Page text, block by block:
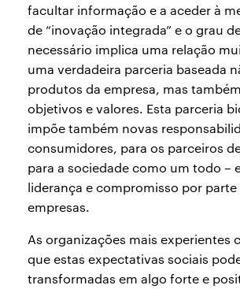
facultar informação e a aceder à
de “inovação integrada” e o grau
necessário implica uma relação
uma verdadeira parceria baseada
produtos da empresa, mas
objetivos e valores. Esta parceria
impõe também novas
consumidores, para os parceiros
para a sociedade como um todo –
liderança e compromisso por parte
empresas.
As organizações mais experientes
que estas expectativas sociais
transformadas em algo forte e